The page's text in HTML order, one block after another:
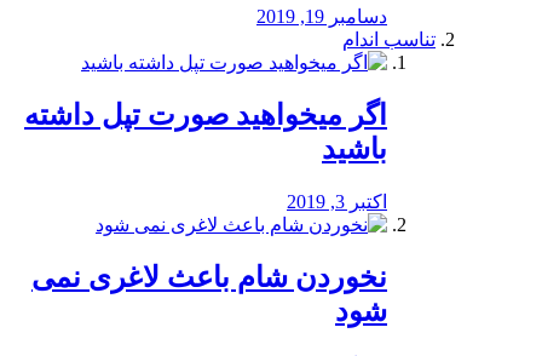
دسامبر 19, 2019
تناسب اندام
اگر میخواهید صورت تپل داشته
باشید
اکتبر 3, 2019
نخوردن شام باعث لاغری نمی
‌شود